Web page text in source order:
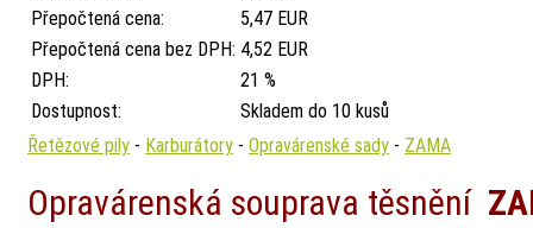
Přepočtená cena:
5,47 EUR
Přepočtená cena bez DPH: 4,52 EUR
DPH:
21 %
Dostupnost:
Skladem do 10 kusů
Řetězové pily - Karburátory - Opravárenské sady - ZAMA
Opravárenská souprava těsnění